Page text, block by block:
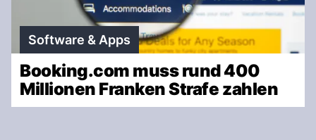
Software & Apps
Booking.com muss rund 400
Millionen Franken Strafe zahlen